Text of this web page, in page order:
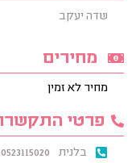
שדה יעקב
מחירים
מחיר לא זמין
פרטי
בלנית 0523115020